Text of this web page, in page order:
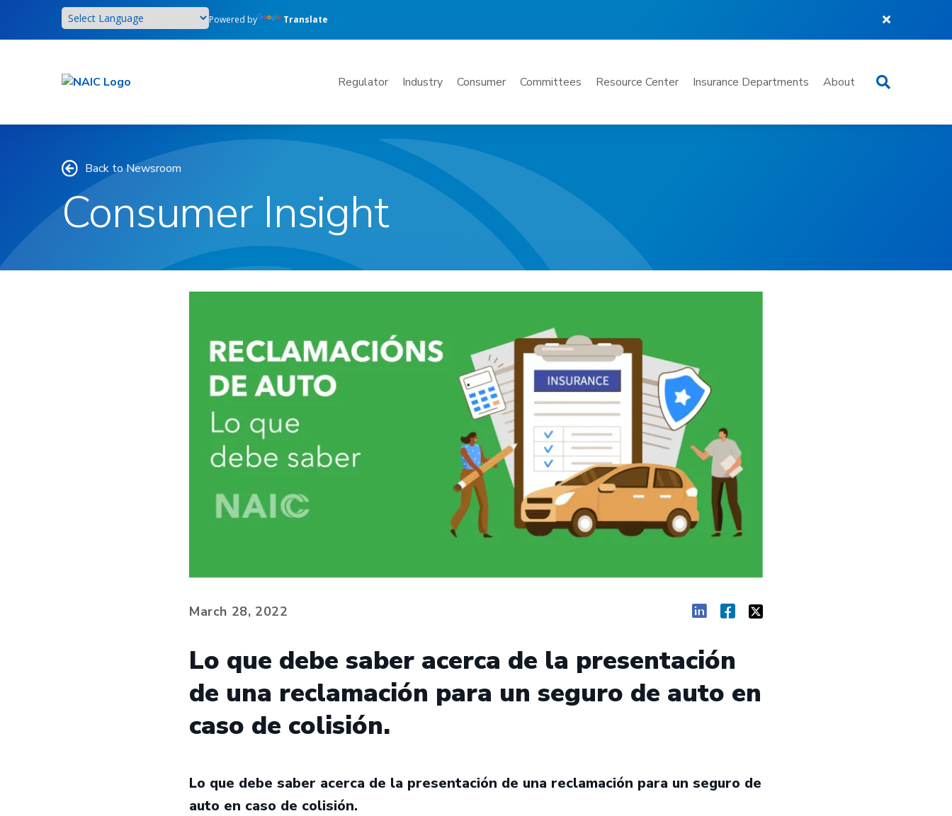
main
Powered by Translate
Mega
Regulator Industry Consumer Committees Resource Center Insurance Departments About Search
Back to Newsroom
Consumer Insight
March 28, 2022
Lo que debe saber acerca de la presentación
de una reclamación para un seguro de auto en
caso de colisión.
Lo que debe saber acerca de la presentación de una reclamación para un seguro de
auto en caso de colisión.